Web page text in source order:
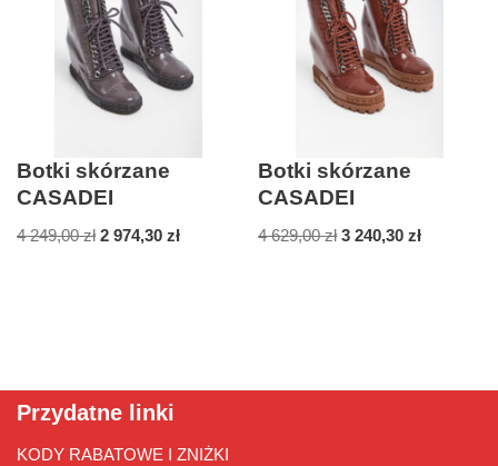
Botki skórzane
CASADEI
4 249,00zł 2 974,30 zł
Botki skórzane
CASADEI
4 629,00zł 3 240,30zł
Przydatne linki
KODY RABATOWE I ZNIŻKI